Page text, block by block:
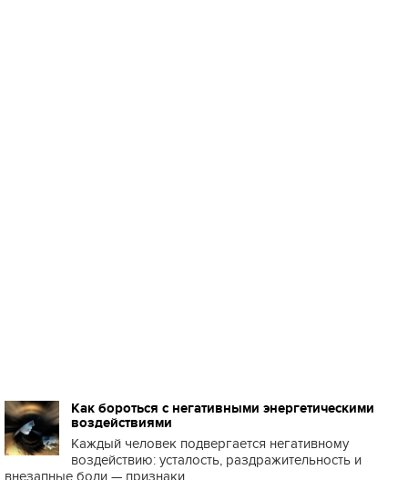
Как бороться с негативными энергетическими
воздействиями
Каждый человек подвергается негативному
воздействию: усталость, раздражительность и
внезапные боли — признаки ...